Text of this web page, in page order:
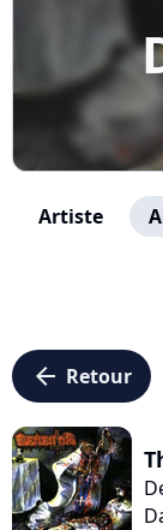
Artiste
arrow_left Retour